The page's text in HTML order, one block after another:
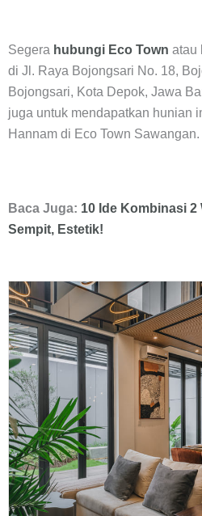
Segera hubungi Eco Town atau
di Jl. Raya Bojongsari No. 18,
Bojongsari, Kota Depok, Jawa
juga untuk mendapatkan hunian
Hannam di Eco Town Sawangan.
Baca Juga: 10 Ide Kombinasi 2
Sempit, Estetik!